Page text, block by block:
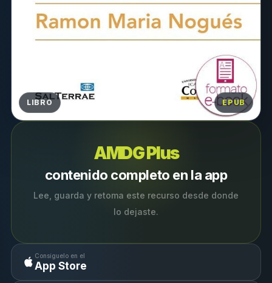
LIBRO EPUB
AMDG Plus
contenido completo en la app
Lee, guarda y retoma este recurso desde donde
lo dejaste.
Consíguelo en el
App Store